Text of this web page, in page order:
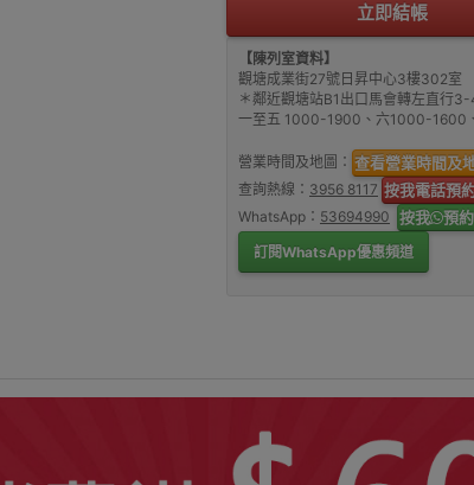
立即結帳
【陳列室資料】
觀塘成業街27號日昇中心3樓302室
＊鄰近觀塘站B1出口馬會轉左直行
一至五 1000-1900、六1000-1600
營業時間及地圖： 查看營業時間及
查詢熱線： 3956 8117 按我電話預
WhatsApp： 53694990 按我 預
訂閱WhatsApp優惠頻道